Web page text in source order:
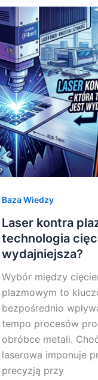
Baza Wiedzy
Laser kontra
technologia
wydajniejsza?
Wybór między
plazmowym to
bezpośrednio
tempo procesów
obróbce metali.
laserowa imponuje
precyzją przy
Laser
kontra
plazma
–
która
technologia
cięcia
jest
wydajniejsza?